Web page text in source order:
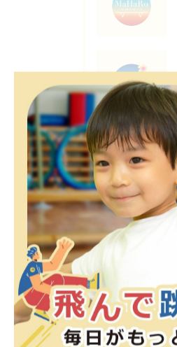
タグ
ダンス 熊本市
体験会 ヨガ